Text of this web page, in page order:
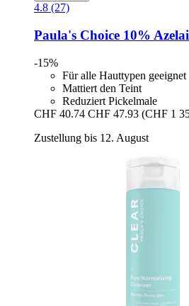
4.8 (27)
Paula's Choice 10%
-15%
Für alle Hauttypen geeignet
Mattiert den Teint
Reduziert Pickelmale
CHF 40.74 CHF 47.93 (CHF 1
Zustellung bis 12. August